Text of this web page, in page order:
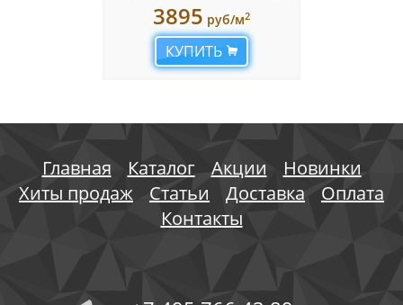
3895 руб/м2
КУПИТЬ
Главная Каталог Акции
Новинки
Хиты продаж
Статьи Доставка
Оплата
Контакты